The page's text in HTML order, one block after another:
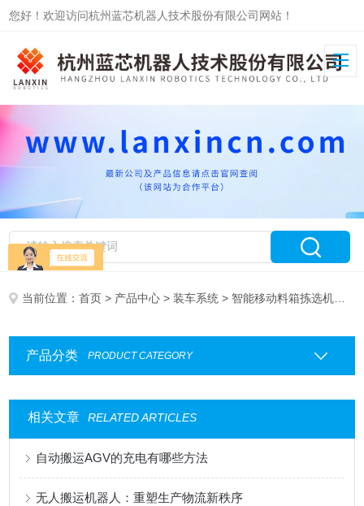
您好！欢迎访问杭州蓝芯机器人技术股份有限公司网站！
当前位置：首页 > 产品中心 >装车系统 > 智能移动料箱拣选机器人
产品分类 PRODUCT CATEGORY
相关文章 RELATED ARTICLES
自动搬运AGV的充电有哪些方法
无人搬运机器人：重塑生产物流新秩序